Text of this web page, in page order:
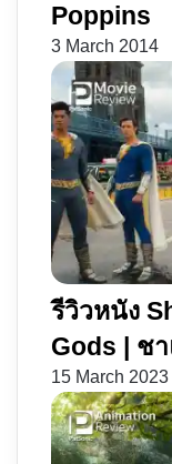
Poppins
3 March 2014
รีวิวหนัง
Gods | ช
15 March 2023